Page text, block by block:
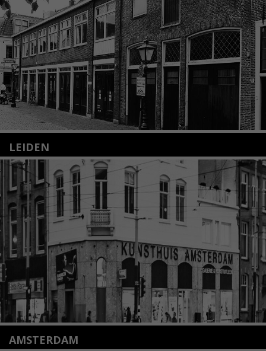
LEIDEN
Nieuwstraat 35
2312 KA Leiden
+31(0)71 – 52 84 480
info@kunsthuisleiden.nl
Lees meer
AMSTERDAM